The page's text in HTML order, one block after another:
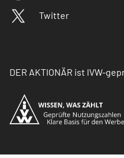
Twitter
DER AKTIONÄR ist IVW-